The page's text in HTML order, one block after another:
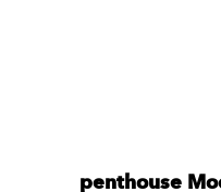
penthouse